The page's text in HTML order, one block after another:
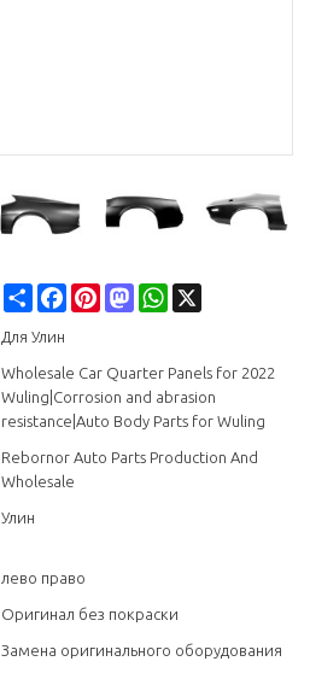
Share FacebookPinterestMastodonWhatsApp
Для Улин
Wholesale Car Quarter Panels for 2022
Wuling|Corrosion and abrasion
resistance|Auto Body Parts for Wuling
Rebornor Auto Parts Production And
Wholesale
Улин
лево право
Оригинал без покраски
Замена оригинального оборудования